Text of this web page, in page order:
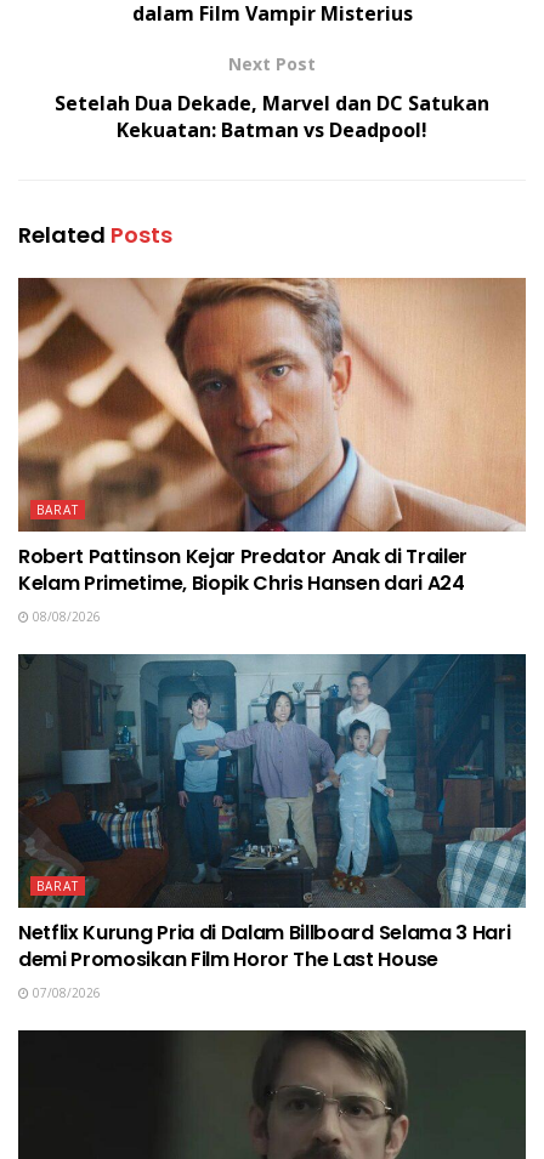
dalam Film Vampir Misterius
Next Post
Setelah Dua Dekade, Marvel dan DC Satukan
Kekuatan: Batman vs Deadpool!
Related Posts
BARAT
Robert Pattinson Kejar Predator Anak di Trailer
Kelam Primetime, Biopik Chris Hansen dari A24
08/08/2026
BARAT
Netflix Kurung Pria di Dalam Billboard Selama 3 Hari
demi Promosikan Film Horor The Last House
07/08/2026